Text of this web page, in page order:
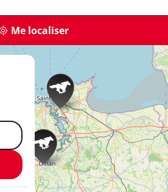
Me localiser